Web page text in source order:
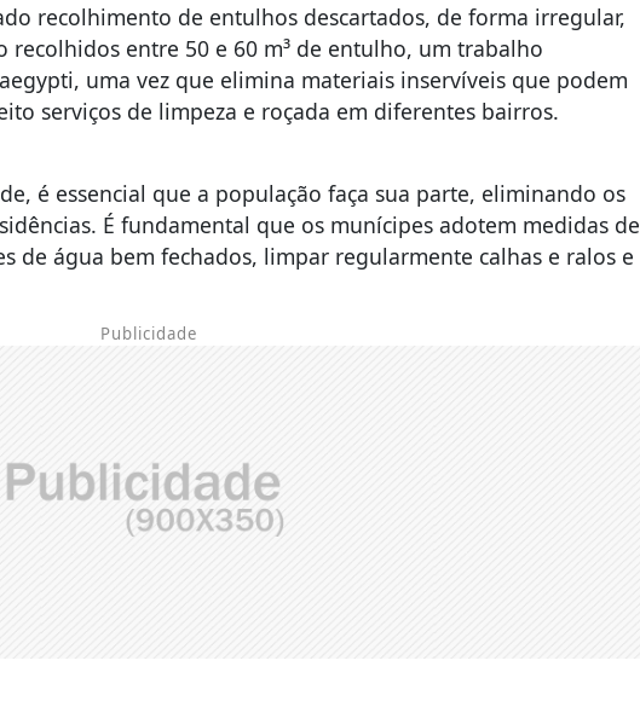
recolhimento de entulhos descartados, de forma irregular,
recolhidos entre 50 e 60 m³ de entulho, um trabalho
uma vez que elimina materiais inservíveis que podem
serviços de limpeza e roçada em diferentes bairros.
é essencial que a população faça sua parte, eliminando os
É fundamental que os munícipes adotem medidas de
de água bem fechados, limpar regularmente calhas e ralos e
Publicidade